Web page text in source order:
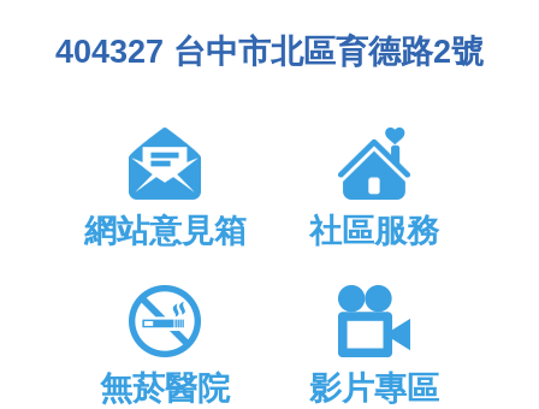
404327 台中市北區育德路2號
網站意見箱 社區服務
無菸醫院 影片專區